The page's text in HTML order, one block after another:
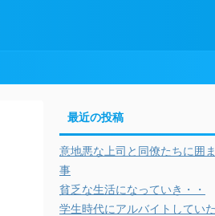
最近の投稿
意地悪な上司と同僚たちに囲
事
貧乏な生活になっていき・・
学生時代にアルバイトしてい